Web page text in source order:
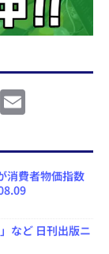
F
e
l
消費者物価指数
など 日刊出版ニ